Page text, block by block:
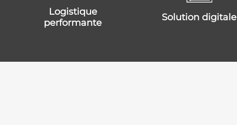
logistique
performante
solution digitale